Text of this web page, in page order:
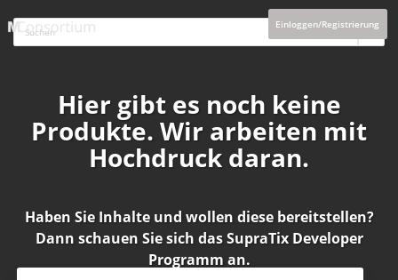
Einloggen/Registrierung
Hier gibt es noch keine
Produkte. Wir arbeiten mit
Hochdruck daran.
Haben Sie Inhalte und wollen diese bereitstellen?
Dann schauen Sie sich dasSupraTix Developer
Programm an.